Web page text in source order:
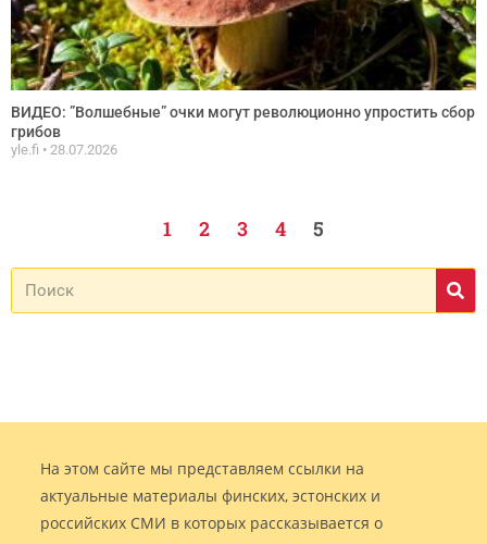
ВИДЕО: ”Волшебные” очки могут революционно упростить сбор
грибов
yle.fi 28.07.2026
1 2 3 4 5
На этом сайте мы представляем ссылки на
актуальные материалы финских, эстонских и
российских СМИ в которых рассказывается о